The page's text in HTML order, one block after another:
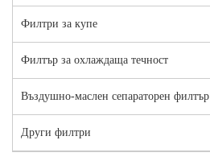
Филтри за купе
Филтър за охлаждаща течност
Въздушно-маслен сепараторен филтър
Други филтри